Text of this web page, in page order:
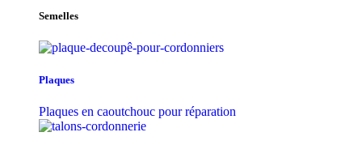
Semelles
Plaques
Plaques en caoutchouc pour réparation